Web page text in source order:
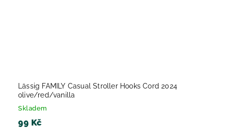
Lässig FAMILY Casual Stroller Hooks Cord 2024
olive/red/vanilla
Skladem
99 Kč